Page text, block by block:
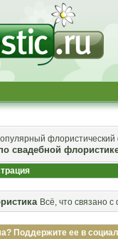
свадебной
Всё, что связано
Поддержите ее в